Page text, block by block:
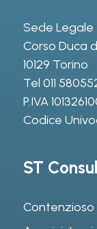
Sede Legale
Corso Duca
10129 Torino
Tel 011
P.IVA
Codice
ST
Contenzioso